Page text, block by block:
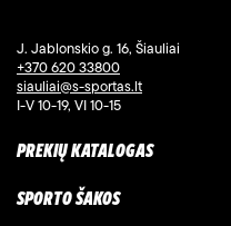
J. Jablonskio g. 16, Šiauliai
+370 620 33800
siauliai@s-sportas.lt
I-V 10-19, VI 10-15
PREKIŲ KATALOGAS
SPORTO ŠAKOS